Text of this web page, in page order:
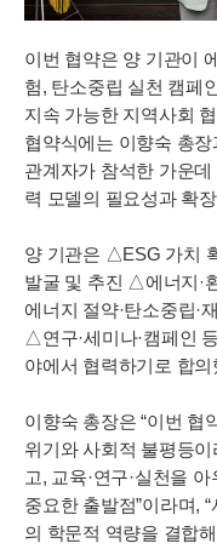
이번 협약은 양 기관이
험, 탄소중립 실천 캠페
지속 가능한 지역사회
협약식에는 이향숙 총
관계자가 참석한 가운
력 모델의 필요성과 확
양 기관은 △ESG 가치
발굴 및 추진 △에너지·
에너지 절약·탄소중립·
△연구·세미나·캠페인
야에서 협력하기로 합의
이향숙 총장은 “이번 협
위기와 사회적 불평등
고, 교육·연구·실천을
중요한 출발점”이라며,
의 학문적 역량을 결합